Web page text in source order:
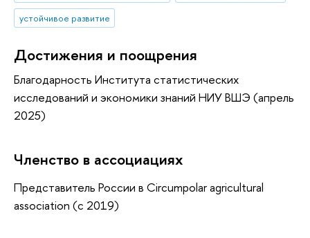
устойчивое развитие
Достижения и поощрения
Благодарность Института статистических
исследований и экономики знаний НИУ ВШЭ (апрель
2025)
Членство в ассоциациях
Представитель России в Circumpolar agricultural
association (с 2019)